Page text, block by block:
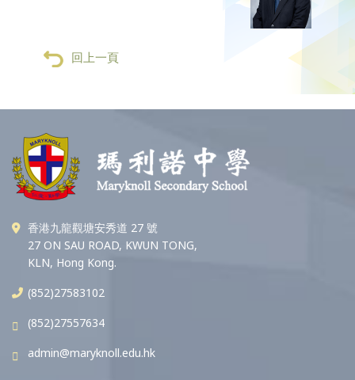
回上一頁
香港九龍觀塘安秀道 27 號
27 ON SAU ROAD, KWUN TONG,
KLN, Hong Kong.
(852)27583102
(852)27557634
admin@maryknoll.edu.hk